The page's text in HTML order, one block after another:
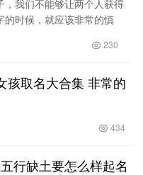
我们不能够让两个人获得
的时候，就应该非常的慎
230
孩取名大合集 非常的
434
行缺土要怎么样起名